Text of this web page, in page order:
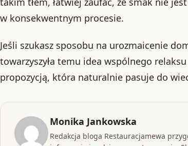
w konsekwentnym procesie.
Jeśli szukasz sposobu na urozmaicenie
towarzyszyła temu idea wspólnego relaksu
propozycją, która naturalnie pasuje do
Monika Jankowska
Redakcja bloga Restauracjamewa